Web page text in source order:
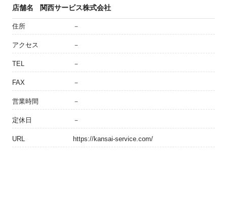
店舗名 関西サービス株式会社
住所 －
アクセス －
TEL －
FAX －
営業時間 －
定休日 －
URL https://kansai-service.com/